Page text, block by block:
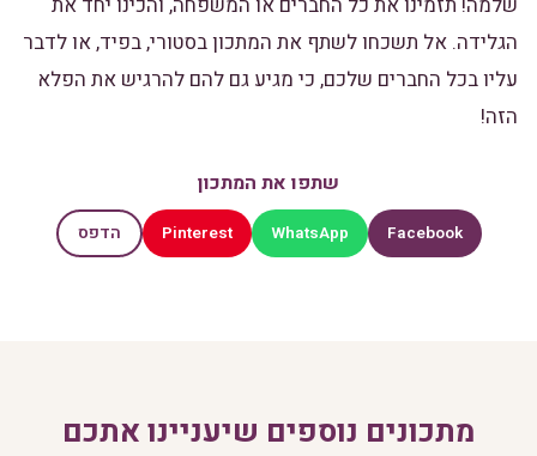
הגלידה. אל תשכחו לשתף את המתכון בסטורי, בפיד, או לדבר
עליו בכל החברים שלכם, כי מגיע גם להם להרגיש את הפלא
הזה!
שתפו את המתכון
Facebook
WhatsApp
Pinterest הדפס
מתכונים נוספים שיעניינו אתכם